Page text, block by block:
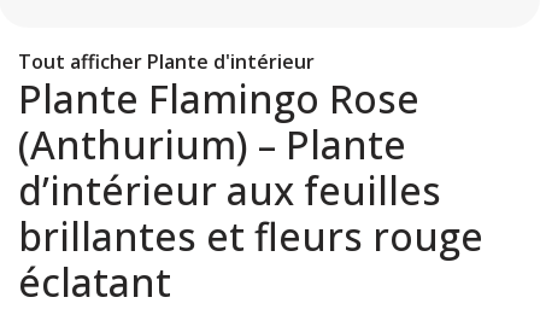
Tout afficher Plante d'intérieur
Plante Flamingo Rose
(Anthurium) – Plante
d’intérieur aux feuilles
brillantes et fleurs rouge
éclatant